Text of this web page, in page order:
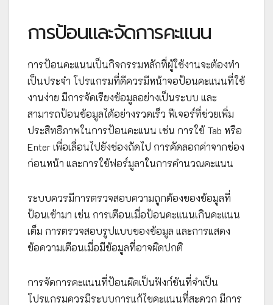
การป้อนและจัดการคะแนน
การป้อนคะแนนเป็นกิจกรรมหลักที่ผู้ใช้งานจะต้องทำ
เป็นประจำ โปรแกรมที่ดีควรมีหน้าจอป้อนคะแนนที่ใช้
งานง่าย มีการจัดเรียงข้อมูลอย่างเป็นระบบ และ
สามารถป้อนข้อมูลได้อย่างรวดเร็ว ฟีเจอร์ที่ช่วยเพิ่ม
ประสิทธิภาพในการป้อนคะแนน เช่น การใช้ Tab หรือ
Enter เพื่อเลื่อนไปยังช่องถัดไป การคัดลอกค่าจากช่อง
ก่อนหน้า และการใช้ฟอร์มูลาในการคำนวณคะแนน
ระบบควรมีการตรวจสอบความถูกต้องของข้อมูลที่
ป้อนเข้ามา เช่น การเตือนเมื่อป้อนคะแนนเกินคะแนน
เต็ม การตรวจสอบรูปแบบของข้อมูล และการแสดง
ข้อความเตือนเมื่อมีข้อมูลที่อาจผิดปกติ
การจัดการคะแนนที่ป้อนผิดเป็นฟังก์ชันที่จำเป็น
โปรแกรมควรมีระบบการแก้ไขคะแนนที่สะดวก มีการ